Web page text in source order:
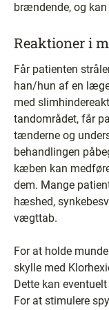
brændende, og
Reaktioner i
Får patienten
han/hun af en
med
tandområdet, får
tænderne og
behandlingen
kæben kan
dem. Mange
hæshed,
vægttab.
For at holde
skylle med
Dette kan
For at stimulere